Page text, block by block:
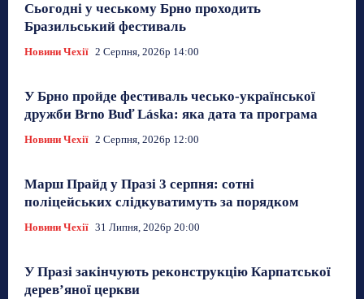
Сьогодні у чеському Брно проходить
Бразильський фестиваль
Новини Чехії 2 Серпня, 2026р 14:00
У Брно пройде фестиваль чесько-української
дружби Brno Buď Láska: яка дата та програма
Новини Чехії 2 Серпня, 2026р 12:00
Марш Прайд у Празі 3 серпня: сотні
поліцейських слідкуватимуть за порядком
Новини Чехії 31 Липня, 2026р 20:00
У Празі закінчують реконструкцію Карпатської
дерев’яної церкви